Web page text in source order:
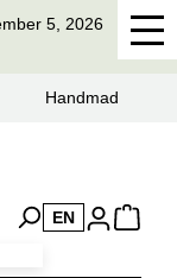
5, 2026
EN